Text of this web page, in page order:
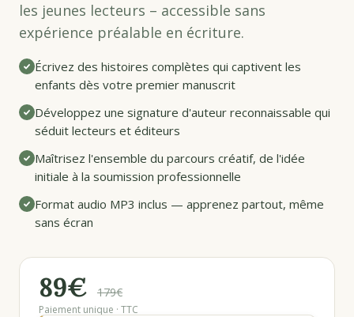
les jeunes lecteurs – accessible sans
expérience préalable en écriture.
Écrivez des histoires complètes qui captivent les
enfants dès votre premier manuscrit
Développez une signature d'auteur reconnaissable qui
séduit lecteurs et éditeurs
Maîtrisez l'ensemble du parcours créatif, de l'idée
initiale à la soumission professionnelle
Format audio MP3 inclus — apprenez partout, même
sans écran
89€ 179€
Paiement unique · TTC